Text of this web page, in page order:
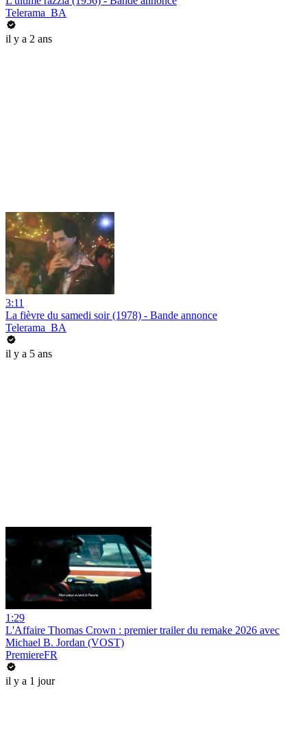
Telerama_BA
il y a 2 ans
3:11
La fièvre du samedi soir (1978) - Bande annonce
Telerama_BA
il y a 5 ans
1:29
L'Affaire Thomas Crown : premier trailer du remake 2026 avec
Michael B. Jordan (VOST)
PremiereFR
il y a 1 jour